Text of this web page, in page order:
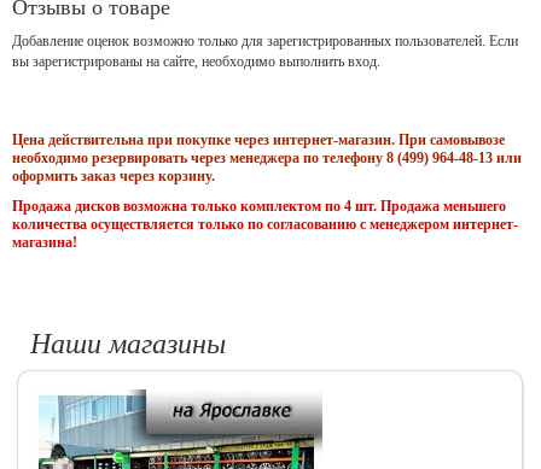
Отзывы о товаре
Добавление оценок возможно только для зарегистрированных пользователей. Если
вы зарегистрированы на сайте, необходимо выполнить вход.
Цена действительна при покупке через интернет-магазин. При самовывозе
необходимо резервировать через менеджера по телефону 8 (499) 964-48-13 или
оформить заказ через корзину.
Продажа дисков возможна только комплектом по 4 шт. Продажа меньшего
количества осуществляется только по согласованию с менеджером интернет-
магазина!
Наши магазины